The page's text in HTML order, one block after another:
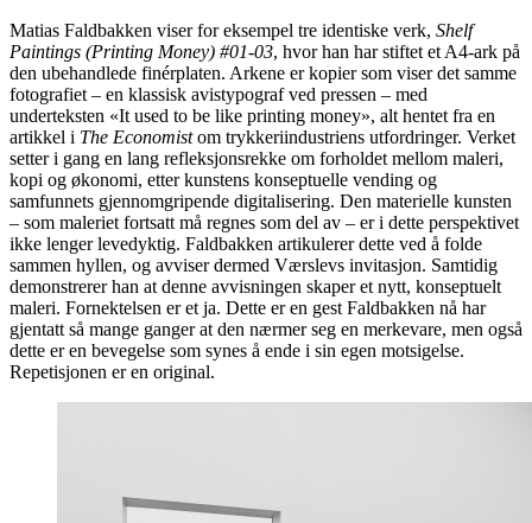
Matias Faldbakken viser for eksempel tre identiske verk, Shelf
Paintings (Printing Money) #01-03, hvor han har stiftet et A4-ark på
den ubehandlede finérplaten. Arkene er kopier som viser det samme
fotografiet – en klassisk avistypograf ved pressen – med
underteksten «It used to be like printing money», alt hentet fra en
artikkel i The Economistom trykkeriindustriens utfordringer. Verket
setter i gang en lang refleksjonsrekke om forholdet mellom maleri,
kopi og økonomi, etter kunstens konseptuelle vending og
samfunnets gjennomgripende digitalisering. Den materielle kunsten
– som maleriet fortsatt må regnes som del av – er i dette perspektivet
ikke lenger levedyktig. Faldbakken artikulerer dette ved å folde
sammen hyllen, og avviser dermed Værslevs invitasjon. Samtidig
demonstrerer han at denne avvisningen skaper et nytt, konseptuelt
maleri. Fornektelsen er et ja. Dette er en gest Faldbakken nå har
gjentatt så mange ganger at den nærmer seg en merkevare, men også
dette er en bevegelse som synes å ende i sin egen motsigelse.
Repetisjonen er en original.